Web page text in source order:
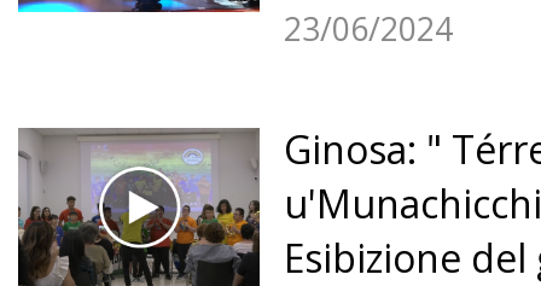
23/06/2024
Ginosa: "
Esibizione